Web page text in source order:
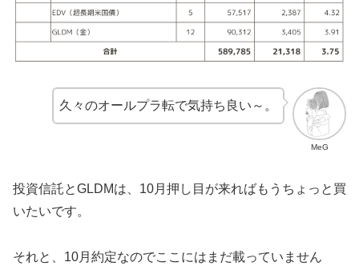
MeG
久々のオールプラ転で気持ち良い～。
投資信託とGLDMは、10月押し目が来ればもうちょっと買
いたいです。
それと、10月約定なのでここにはまだ載っていません